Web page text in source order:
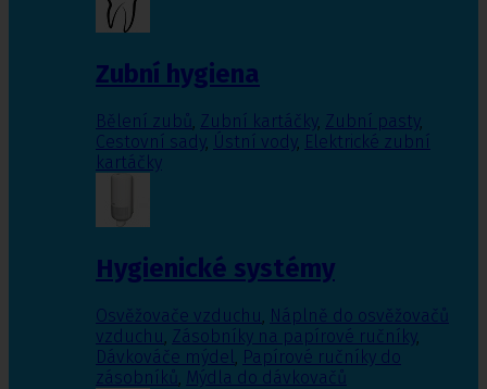
Zubní hygiena
Bělení zubů, Zubní kartáčky, Zubní pasty,
Cestovní sady, Ústní vody, Elektrické zubní
kartáčky
Hygienické systémy
Osvěžovače vzduchu, Náplně do osvěžovačů
vzduchu, Zásobníky na papírové ručníky,
Dávkováče mýdel, Papírové ručníky do
zásobníků, Mýdla do dávkovačů